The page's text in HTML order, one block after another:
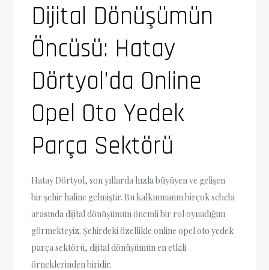
Dijital Dönüşümün
Öncüsü: Hatay
Dörtyol’da Online
Opel Oto Yedek
Parça Sektörü
Hatay Dörtyol, son yıllarda hızla büyüyen ve gelişen
bir şehir haline gelmiştir. Bu kalkınmanın birçok sebebi
arasında dijital dönüşümün önemli bir rol oynadığını
görmekteyiz. Şehirdeki özellikle online opel oto yedek
parça sektörü, dijital dönüşümün en etkili
örneklerinden biridir.